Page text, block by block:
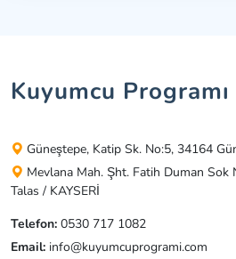
Kuyumcu Programı
Güneştepe, Katip Sk. No:5, 34164
Mevlana Mah. Şht. Fatih Duman Sok
Talas / KAYSERİ
Telefon: 0530 717 1082
Email: info@kuyumcuprogrami.com